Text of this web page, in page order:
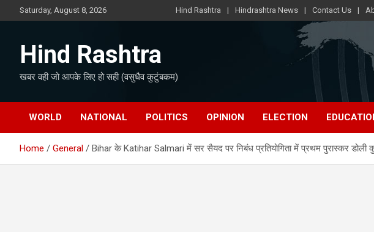
to
Saturday, August 8, 2026 Hind Rashtra Hindrashtra News Contact Us
Hind Rashtra
खबर वही जो आपके लिए हो सही (वसुधैव कुटुंबकम)
WORLD NATIONAL POLITICS OPINION ELECTION
Home General Bihar के Katihar Salmari में सर सैयद पर निबंध प्रतियोगिता में प्रथम पुरास्कर डोली